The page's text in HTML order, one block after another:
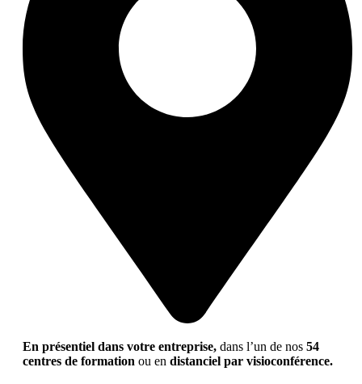
En présentiel dans votre entreprise, dans l’un de nos 54
centres de formation ou en distanciel par visioconférence.